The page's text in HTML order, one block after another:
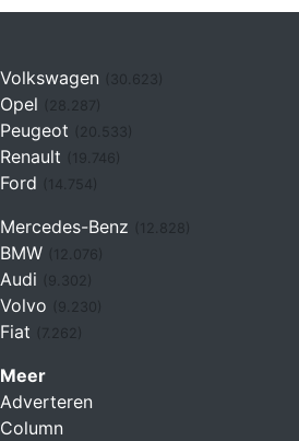
Volkswagen (30.623)
Opel
Peugeot
Renault (19.746)
Ford (14.754)
Mercedes-Benz
BMW (12.076)
Audi
Volvo
Fiat (7.262)
Meer
Adverteren
Column